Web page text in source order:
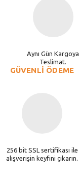
Aynı Gün Kargoya
Teslimat.
GÜVENLİ ÖDEME
256 bit SSL sertifikası ile
alışverişin keyfini çıkarın.